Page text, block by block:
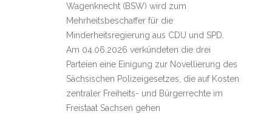
Wagenknecht (BSW) wird zum
Mehrheitsbeschaffer für die
Minderheitsregierung aus CDU und SPD.
Am 04.06.2026 verkündeten die drei
Parteien eine Einigung zur Novellierung des
Sächsischen Polizeigesetzes, die auf Kosten
zentraler Freiheits- und Bürgerrechte im
Freistaat Sachsen gehen